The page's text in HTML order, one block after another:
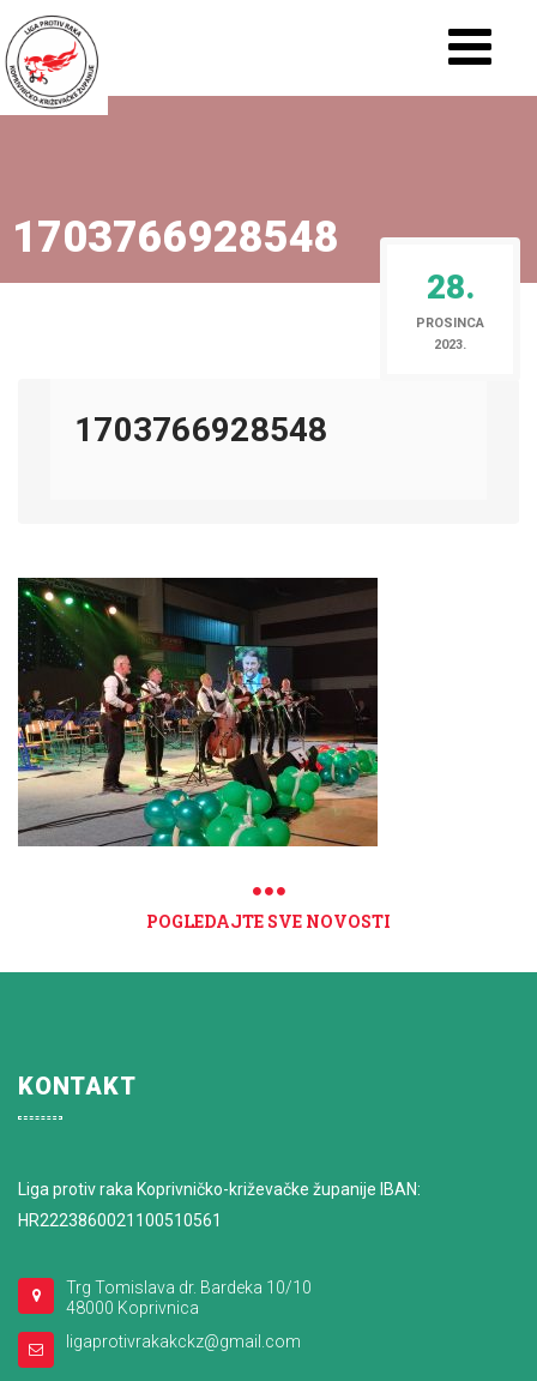
1703766928548
28.
PROSINCA
2023.
1703766928548
POGLEDAJTE SVE NOVOSTI
KONTAKT
Liga protiv raka Koprivničko-križevačke županije IBAN:
HR2223860021100510561
Trg Tomislava dr. Bardeka 10/10
48000 Koprivnica
ligaprotivrakakckz@gmail.com